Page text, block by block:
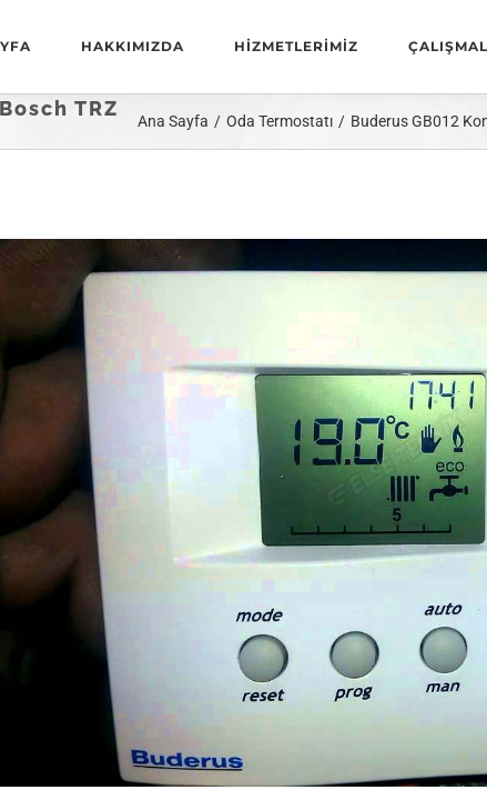
HAKKIMIZDA HİZMETLERİMİZ
TRZ
Ana Sayfa Oda Termostatı Buderus GB012